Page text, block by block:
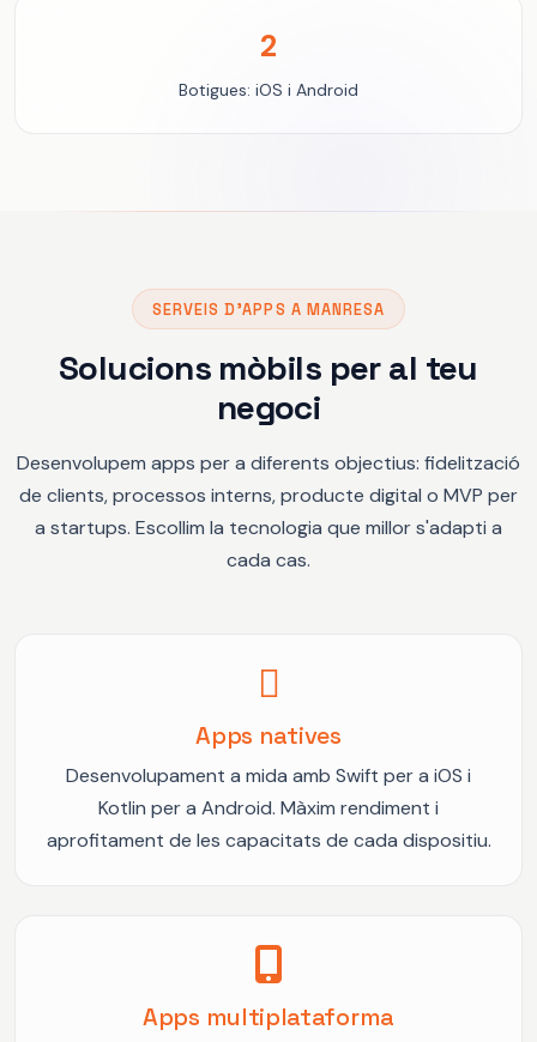
2
Botigues: iOS i Android
SERVEIS D'APPS A MANRESA
Solucions mòbils per al teu
negoci
Desenvolupem apps per a diferents objectius: fidelització
de clients, processos interns, producte digital o MVP per
a startups. Escollim la tecnologia que millor s'adapti a
cada cas.
Apps natives
Desenvolupament a mida amb Swift per a iOS i
Kotlin per a Android. Màxim rendiment i
aprofitament de les capacitats de cada dispositiu.
Apps multiplataforma